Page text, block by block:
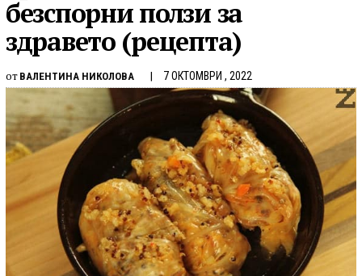
безспорни ползи за
здравето (рецепта)
от ВАЛЕНТИНА НИКОЛОВА 7 ОКТОМВРИ , 2022